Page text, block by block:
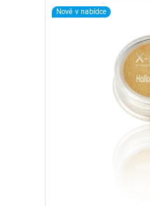
Nově v nabídce